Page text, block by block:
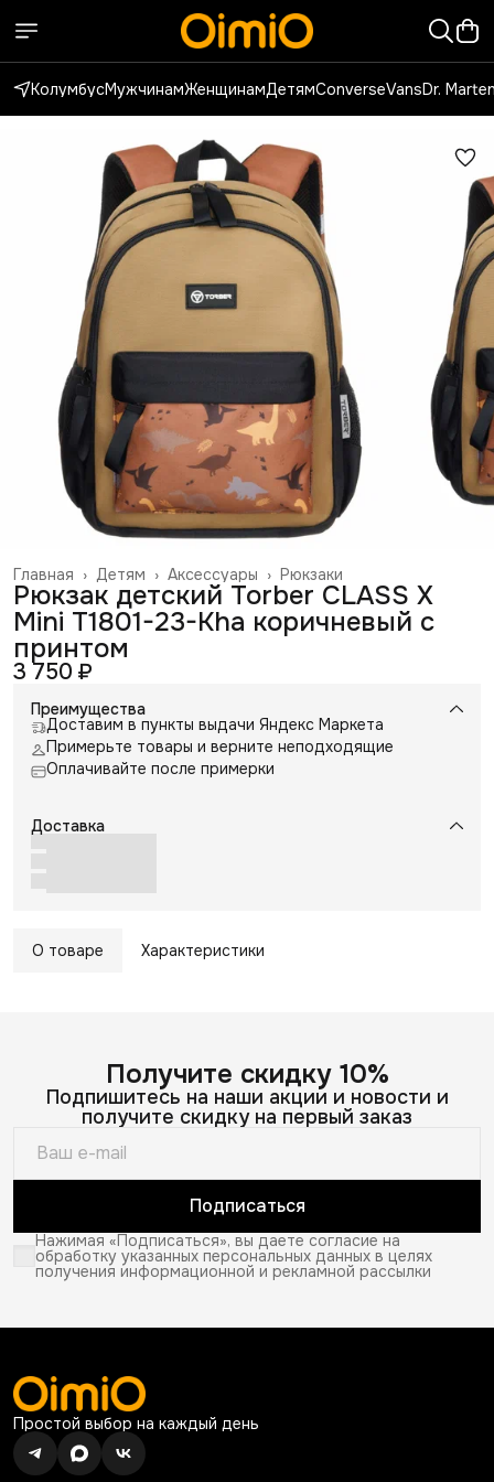
КолумбусМужчинамЖенщинамДетямConverseVansDr.
Рюкзаки
Аксессуары ›
Детям ›
Главная ›
Рюкзак детский Torber CLASS X
Mini T1801-23-Kha коричневый с
принтом
3 750 ₽
Преимущества
Доставим в пункты выдачи Яндекс Маркета
Примерьте товары и верните неподходящие
Оплачивайте после примерки
Доставка
О товаре Характеристики
Получите скидку 10%
Подпишитесь на наши акции и новости и
получите скидку на первый заказ
Подписаться
Нажимая «Подписаться», вы даете согласие на
обработку указанных персональных данных в целях
получения информационной и рекламной рассылки
Простой выбор на каждый день